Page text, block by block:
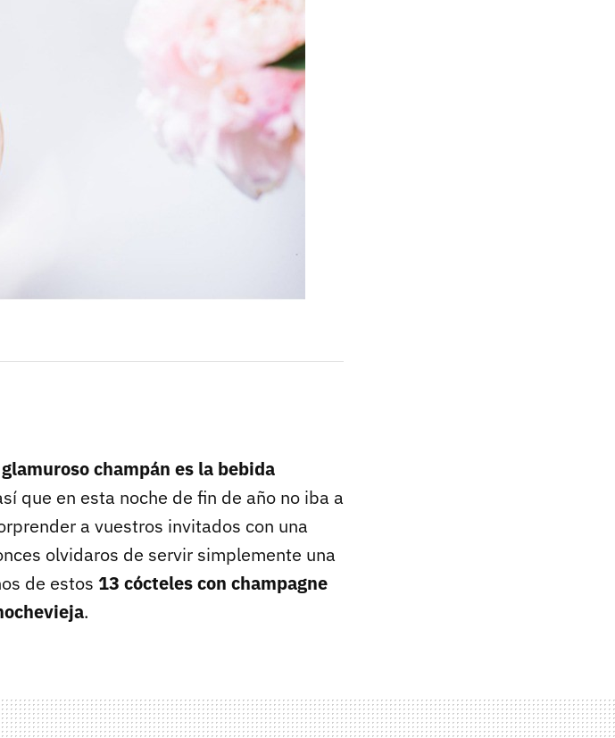
champán es la bebida
que en esta noche de fin de año no iba a
a vuestros invitados con una
olvidaros de servir simplemente una
de estos 13 cócteles con champagne
.